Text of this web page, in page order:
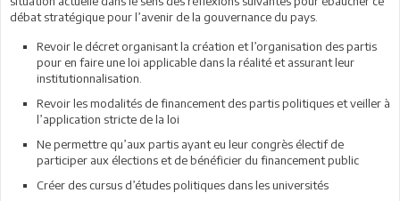
débat stratégique pour l’avenir de la gouvernance du pays.
Revoir le décret organisant la création et l’organisation des partis
pour en faire une loi applicable dans la réalité et assurant leur
institutionnalisation.
Revoir les modalités de financement des partis politiques et veiller à
l’application stricte de la loi
Ne permettre qu’aux partis ayant eu leur congrès électif de
participer aux élections et de bénéficier du financement public
Créer des cursus d’études politiques dans les universités